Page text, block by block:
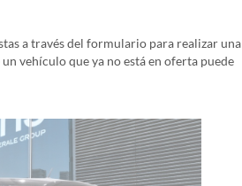
a través del formulario para realizar una
vehículo que ya no está en oferta puede